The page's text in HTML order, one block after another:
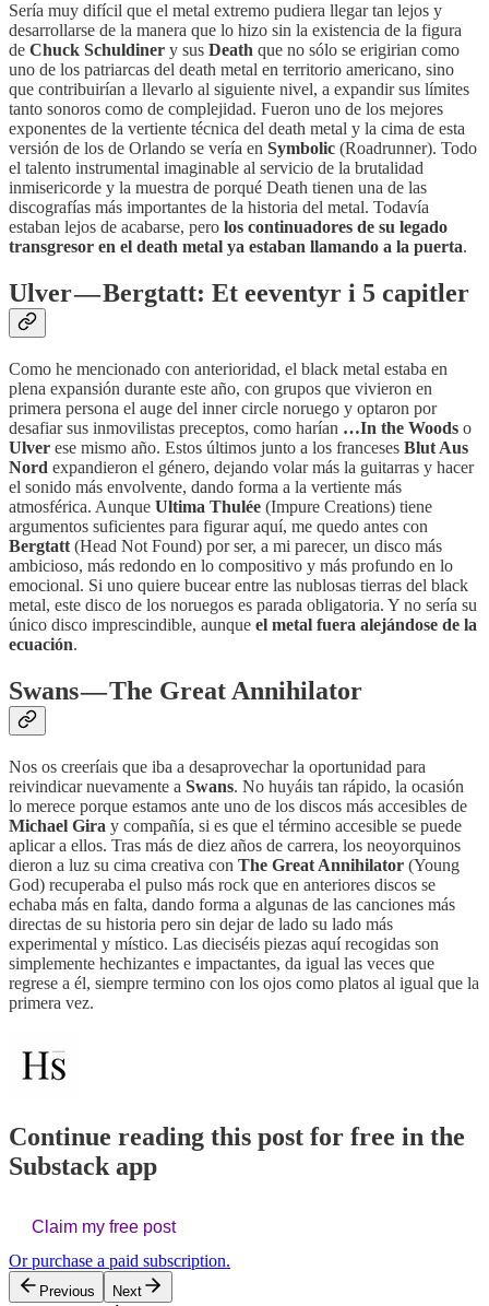
Sería muy difícil que el metal extremo pudiera llegar tan lejos y
desarrollarse de la manera que lo hizo sin la existencia de la figura
de Chuck Schuldiner y sus Death que no sólo se erigirian como
uno de los patriarcas del death metal en territorio americano, sino
que contribuirían a llevarlo al siguiente nivel, a expandir sus límites
tanto sonoros como de complejidad. Fueron uno de los mejores
exponentes de la vertiente técnica del death metal y la cima de esta
versión de los de Orlando se vería en Symbolic (Roadrunner). Todo
el talento instrumental imaginable al servicio de la brutalidad
inmisericorde y la muestra de porqué Death tienen una de las
discografías más importantes de la historia del metal. Todavía
estaban lejos de acabarse, pero los continuadores de su legado
transgresor en el death metal ya estaban llamando a la puerta.
Ulver — Bergtatt: Et eeventyr i 5 capitler
Como he mencionado con anterioridad, el black metal estaba en
plena expansión durante este año, con grupos que vivieron en
primera persona el auge del inner circle noruego y optaron por
desafiar sus inmovilistas preceptos, como harían …In the Woods o
Ulver ese mismo año. Estos últimos junto a los franceses Blut Aus
Nord expandieron el género, dejando volar más la guitarras y hacer
el sonido más envolvente, dando forma a la vertiente más
atmosférica. Aunque Ultima Thulée (Impure Creations) tiene
argumentos suficientes para figurar aquí, me quedo antes con
Bergtatt (Head Not Found) por ser, a mi parecer, un disco más
ambicioso, más redondo en lo compositivo y más profundo en lo
emocional. Si uno quiere bucear entre las nublosas tierras del black
metal, este disco de los noruegos es parada obligatoria. Y no sería su
único disco imprescindible, aunque el metal fuera alejándose de la
ecuación.
Swans — The Great Annihilator
Nos os creeríais que iba a desaprovechar la oportunidad para
reivindicar nuevamente a Swans. No huyáis tan rápido, la ocasión
lo merece porque estamos ante uno de los discos más accesibles de
Michael Gira y compañía, si es que el término accesible se puede
aplicar a ellos. Tras más de diez años de carrera, los neoyorquinos
dieron a luz su cima creativa con The Great Annihilator (Young
God) recuperaba el pulso más rock que en anteriores discos se
echaba más en falta, dando forma a algunas de las canciones más
directas de su historia pero sin dejar de lado su lado más
experimental y místico. Las dieciséis piezas aquí recogidas son
simplemente hechizantes e impactantes, da igual las veces que
regrese a él, siempre termino con los ojos como platos al igual que la
primera vez.
Continue reading this post for free in the
Substack app
Claim my free post
Or purchase a paid subscription.
Previous Next